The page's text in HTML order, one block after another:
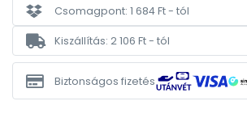
Csomagpont: 1 684 Ft - tól
Kiszállítás: 2 106 Ft - tól
Biztonságos fizetés